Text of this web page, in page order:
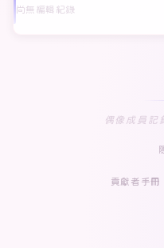
尚無編輯紀錄
偶像成員
貢獻者手冊